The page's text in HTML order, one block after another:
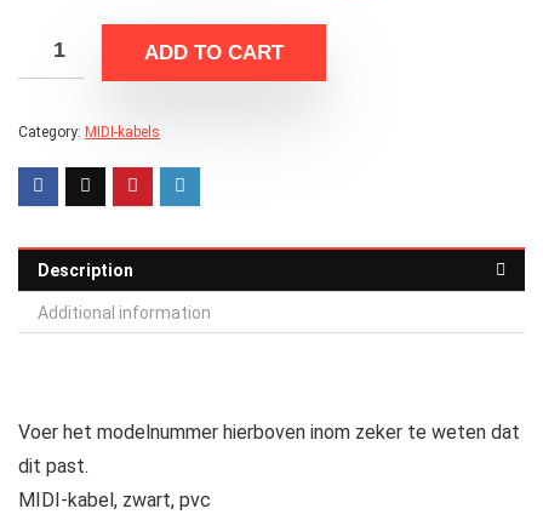
ADD TO CART
Category: MIDI-kabels
Description
Additional information
Voer het modelnummer hierboven inom zeker te weten dat
dit past.
MIDI-kabel, zwart, pvc